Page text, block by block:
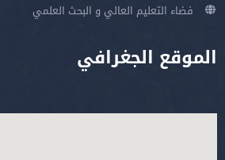
فضاء التعليم العالي و البحث العلمي
الموقع الجغرافي